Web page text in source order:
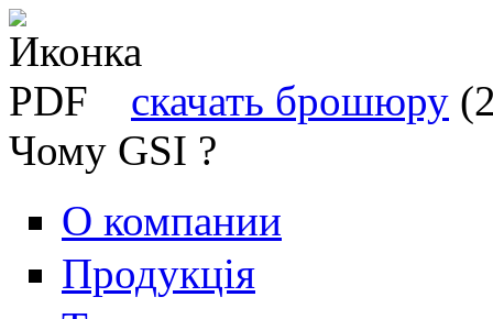
скачать брошюру
Чому GSI ?
О компании
Продукція